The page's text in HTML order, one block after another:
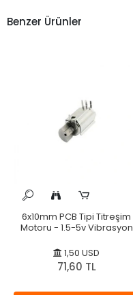
Benzer Ürünler
6x10mm PCB Tipi Titreşim
Motoru - 1.5-5v Vibrasyon
1,50 USD
71,60 TL